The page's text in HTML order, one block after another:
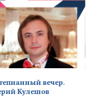
вечер.
Кулешов